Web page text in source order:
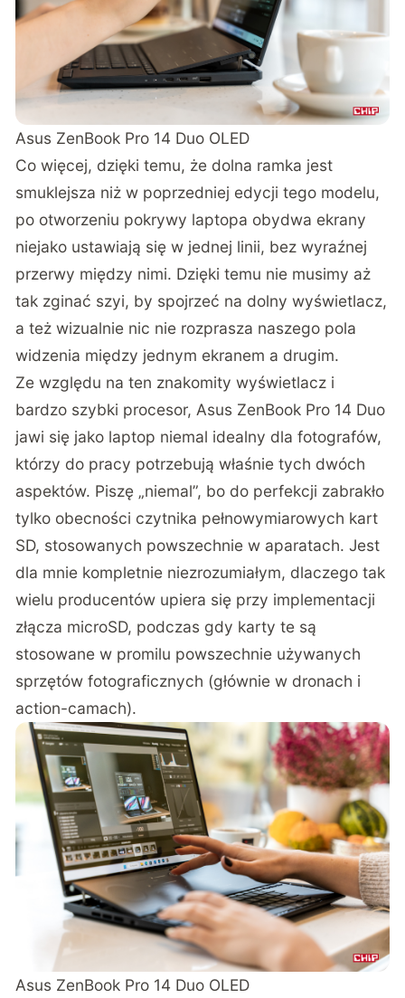
Asus ZenBook Pro 14 Duo OLED
Co więcej, dzięki temu, że dolna ramka jest
smuklejsza niż w poprzedniej edycji tego modelu,
po otworzeniu pokrywy laptopa obydwa ekrany
niejako ustawiają się w jednej linii, bez wyraźnej
przerwy między nimi. Dzięki temu nie musimy aż
tak zginać szyi, by spojrzeć na dolny wyświetlacz,
a też wizualnie nic nie rozprasza naszego pola
widzenia między jednym ekranem a drugim.
Ze względu na ten znakomity wyświetlacz i
bardzo szybki procesor, Asus ZenBook Pro 14 Duo
jawi się jako laptop niemal idealny dla fotografów,
którzy do pracy potrzebują właśnie tych dwóch
aspektów. Piszę „niemal”, bo do perfekcji zabrakło
tylko obecności czytnika pełnowymiarowych kart
SD, stosowanych powszechnie w aparatach. Jest
dla mnie kompletnie niezrozumiałym, dlaczego tak
wielu producentów upiera się przy implementacji
złącza microSD, podczas gdy karty te są
stosowane w promilu powszechnie używanych
sprzętów fotograficznych (głównie w dronach i
action-camach).
Asus ZenBook Pro 14 Duo OLED